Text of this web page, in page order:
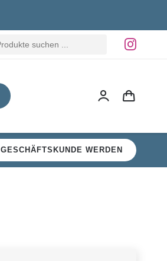
GESCHÄFTSKUNDE WERDEN